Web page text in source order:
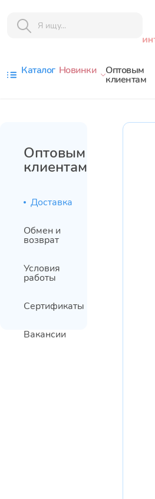
Каталог Новинки Оптовым
клиентам
Оптовым
клиентам
Доставка
Обмен и
возврат
Условия
работы
Сертификаты
Вакансии